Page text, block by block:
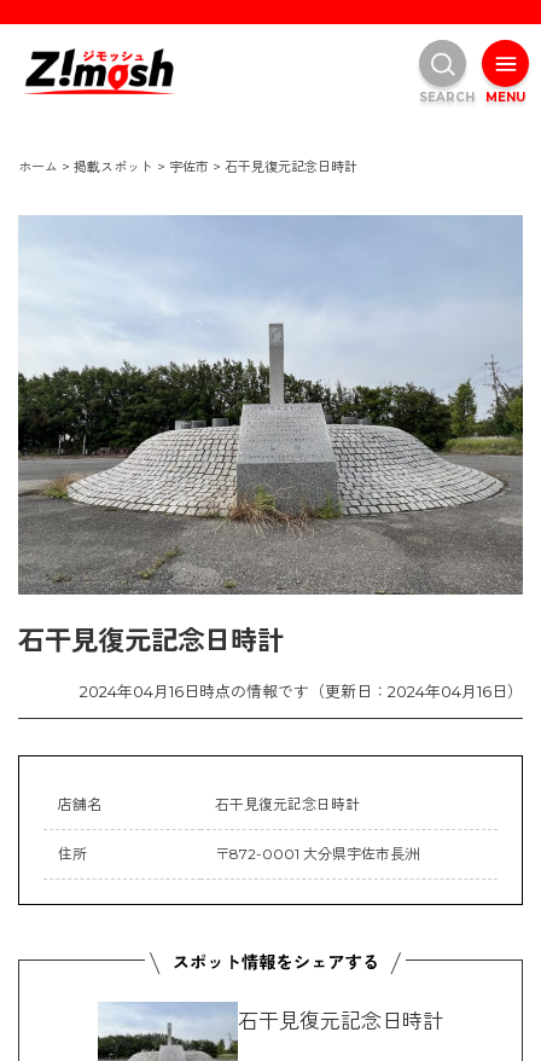
ホーム > 掲載スポット > 宇佐市 > 石干見復元記念日時計
石干見復元記念日時計
2024年04月16日時点の情報です（更新日：2024年04月16日）
店舗名 石干見復元記念日時計
住所 〒872-0001 大分県宇佐市長洲
石干見復元記念日時計
MENU
SEARCH